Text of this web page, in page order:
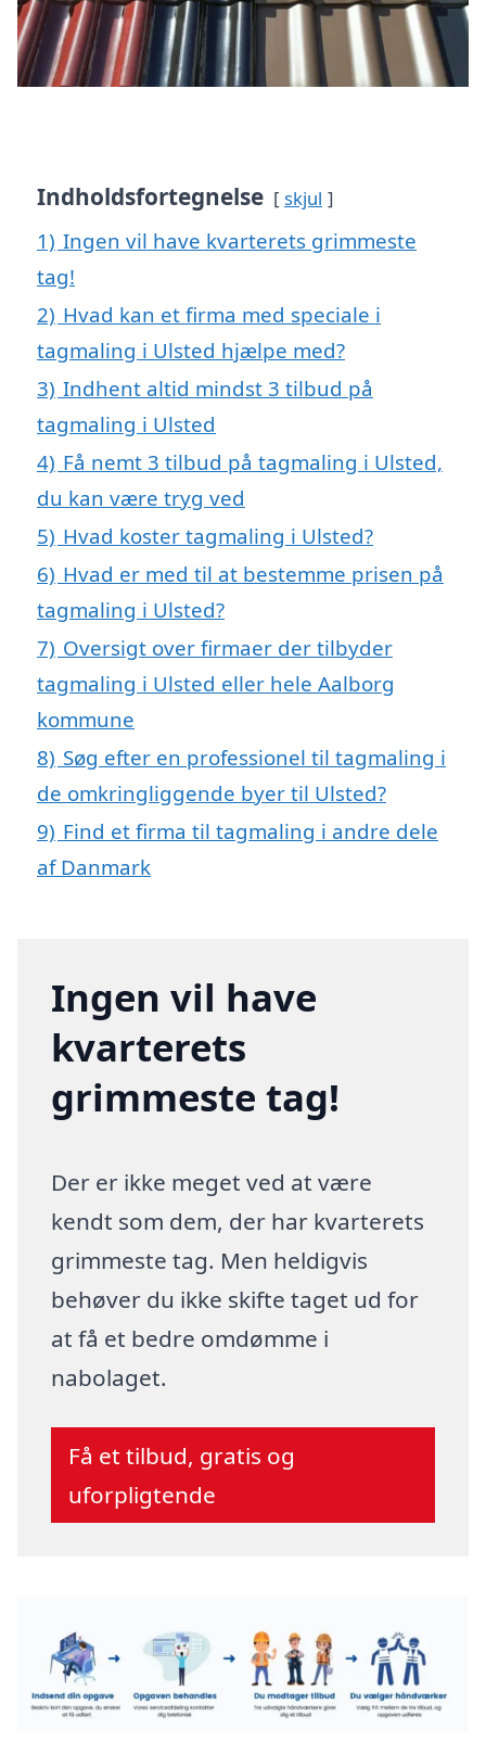
Indholdsfortegnelse skjul
1) Ingen vil have kvarterets grimmeste
tag!
2) Hvad kan et firma med speciale i
tagmaling i Ulsted hjælpe med?
3) Indhent altid mindst 3 tilbud på
tagmaling i Ulsted
4) Få nemt 3 tilbud på tagmaling i Ulsted,
du kan være tryg ved
5) Hvad koster tagmaling i Ulsted?
6) Hvad er med til at bestemme prisen på
tagmaling i Ulsted?
7) Oversigt over firmaer der tilbyder
tagmaling i Ulsted eller hele Aalborg
kommune
8) Søg efter en professionel til tagmaling i
de omkringliggende byer til Ulsted?
9) Find et firma til tagmaling i andre dele
af Danmark
Ingen vil have
kvarterets
grimmeste tag!
Der er ikke meget ved at være
kendt som dem, der har kvarterets
grimmeste tag. Men heldigvis
behøver du ikke skifte taget ud for
at få et bedre omdømme i
nabolaget.
Få et tilbud, gratis og
uforpligtende